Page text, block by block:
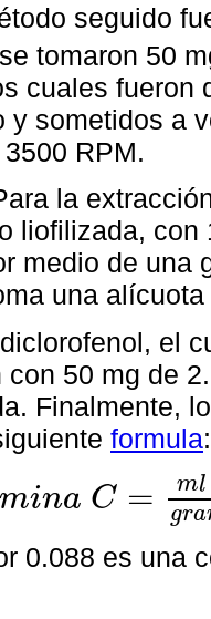
seguido
tomaron 50
cuales fueron
y sometidos a
RPM.
la
liofilizada,
medio de una
una
el
con 50 mg de
Finalmente,
formula:
mina C = ml
gra
l ga st a dos× 0.088 ×dilu ión×
0.088 es una